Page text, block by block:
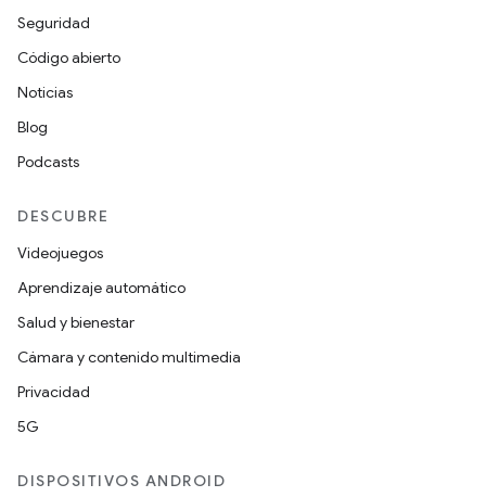
Seguridad
Código abierto
Noticias
Blog
Podcasts
DESCUBRE
Videojuegos
Aprendizaje automático
Salud y bienestar
Cámara y contenido multimedia
Privacidad
5G
DISPOSITIVOS ANDROID